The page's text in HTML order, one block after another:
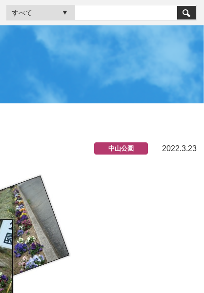
2022.3.23
中山公園